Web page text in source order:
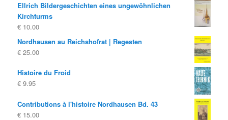
Ellrich Bildergeschichten eines ungewöhnlichen
Kirchturms
€ 10.00
Nordhausen au Reichshofrat | Regesten
€ 25.00
Histoire du Froid
€ 9.95
Contributions à l'histoire Nordhausen Bd. 43
€ 15.00